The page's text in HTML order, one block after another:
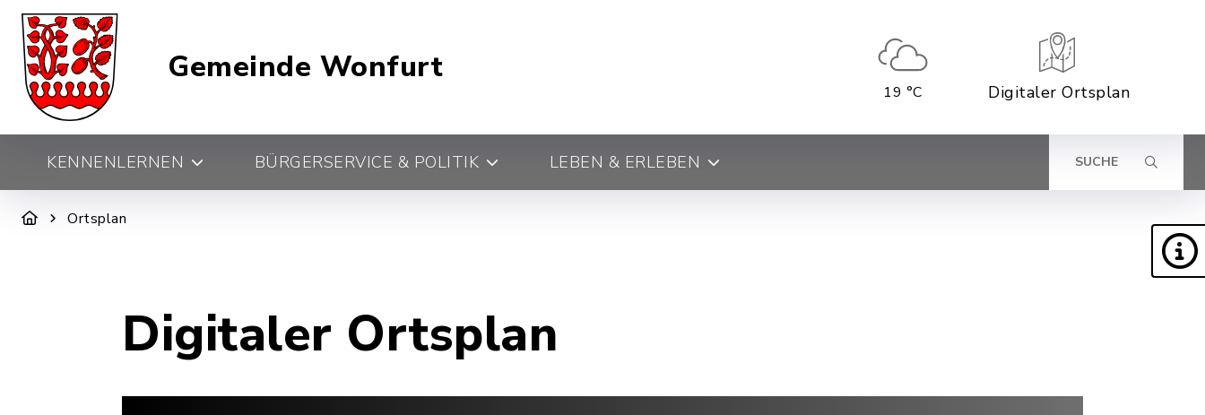
Gemeinde Wonfurt
19 °C Digitaler Ortsplan
KENNENLERNEN BÜRGERSERVICE & POLITIK LEBEN & ERLEBEN SUCHE
Ortsplan
Digitaler Ortsplan